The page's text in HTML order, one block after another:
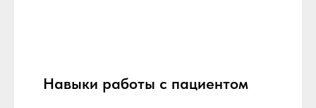
Навыки работы с пациентом